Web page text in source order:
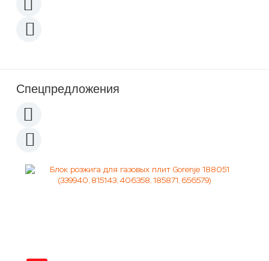
Спецпредложения